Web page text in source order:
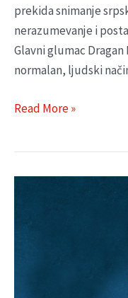
prekida snimanje
nerazumevanje i
Glavni glumac
normalan, ljudski
Read More »
„SPREČIMO,
NADOKNADIMO“
(2014)